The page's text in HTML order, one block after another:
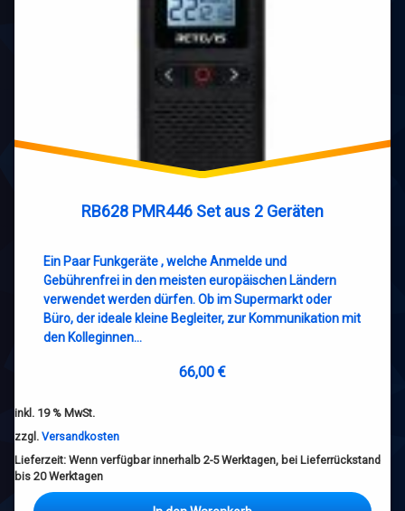
RB628 PMR446 Set aus 2 Geräten
Ein Paar Funkgeräte , welche Anmelde und
Gebührenfrei in den meisten europäischen Ländern
verwendet werden dürfen. Ob im Supermarkt oder
Büro, der ideale kleine Begleiter, zur Kommunikation mit
den Kolleginnen…
66,00 €
inkl. 19 % MwSt.
zzgl. Versandkosten
Lieferzeit: Wenn verfügbar innerhalb 2-5 Werktagen, bei Lieferrückstand
bis 20 Werktagen